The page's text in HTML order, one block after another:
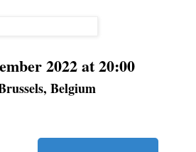
2022 at 20:00
Belgium